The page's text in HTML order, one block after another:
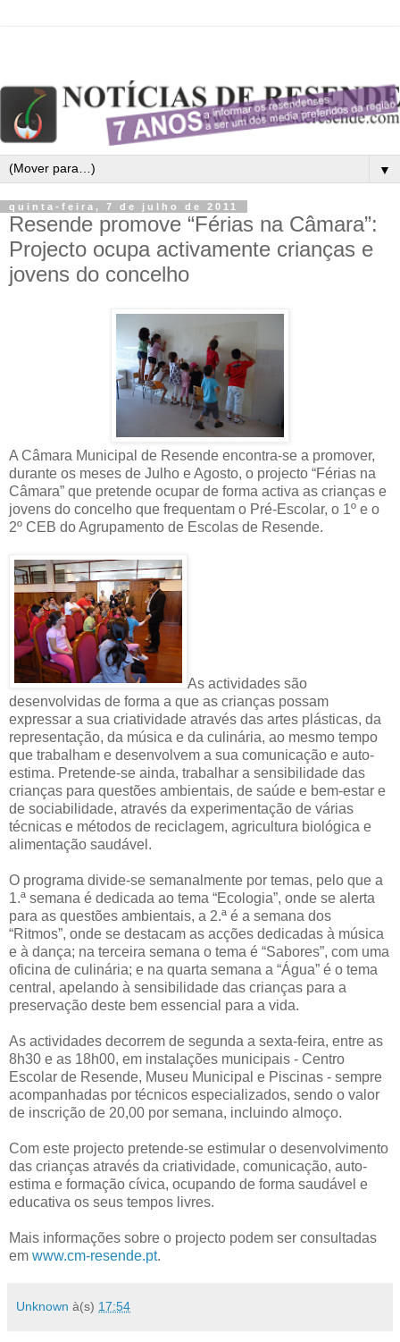
▼
quinta-feira, 7 de julho de 2011
Resende promove “Férias na Câmara”:
Projecto ocupa activamente crianças e
jovens do concelho
A Câmara Municipal de Resende encontra-se a promover,
durante os meses de Julho e Agosto, o projecto “Férias na
Câmara” que pretende ocupar de forma activa as crianças e
jovens do concelho que frequentam o Pré-Escolar, o 1º e o
2º CEB do Agrupamento de Escolas de Resende.
As actividades são
desenvolvidas de forma a que as crianças possam
expressar a sua criatividade através das artes plásticas, da
representação, da música e da culinária, ao mesmo tempo
que trabalham e desenvolvem a sua comunicação e auto-
estima. Pretende-se ainda, trabalhar a sensibilidade das
crianças para questões ambientais, de saúde e bem-estar e
de sociabilidade, através da experimentação de várias
técnicas e métodos de reciclagem, agricultura biológica e
alimentação saudável.
O programa divide-se semanalmente por temas, pelo que a
1.ª semana é dedicada ao tema “Ecologia”, onde se alerta
para as questões ambientais, a 2.ª é a semana dos
“Ritmos”, onde se destacam as acções dedicadas à música
e à dança; na terceira semana o tema é “Sabores”, com uma
oficina de culinária; e na quarta semana a “Água” é o tema
central, apelando à sensibilidade das crianças para a
preservação deste bem essencial para a vida.
As actividades decorrem de segunda a sexta-feira, entre as
8h30 e as 18h00, em instalações municipais - Centro
Escolar de Resende, Museu Municipal e Piscinas - sempre
acompanhadas por técnicos especializados, sendo o valor
de inscrição de 20,00 por semana, incluindo almoço.
Com este projecto pretende-se estimular o desenvolvimento
das crianças através da criatividade, comunicação, auto-
estima e formação cívica, ocupando de forma saudável e
educativa os seus tempos livres.
Mais informações sobre o projecto podem ser consultadas
em www.cm-resende.pt.
Unknown à(s) 17:54